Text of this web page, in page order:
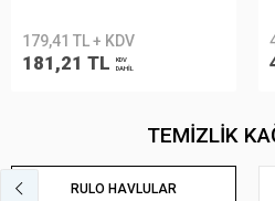
179,41 TL + KDV
181,21 TL
KDV
DAHİL
TEMİZLİK
RULO HAVLULAR